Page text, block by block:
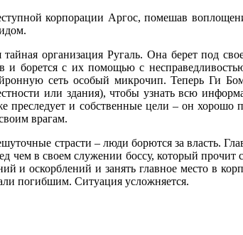
корпорации Аргос, помешав
организация Ругаль. Она берет под
и борется с их помощью с
сеть особый микрочип. Теперь Ги
или здания), чтобы узнать всю
и собственные цели – он хорошо
врагам.
страсти – люди борются за власть.
в своем служении боссу, который прочит
и оскорблений и занять главное место в
погибшим. Ситуация усложняется.